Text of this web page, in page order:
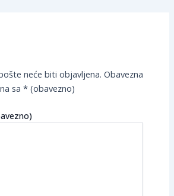
neće biti objavljena. Obavezna
sa * (obavezno)